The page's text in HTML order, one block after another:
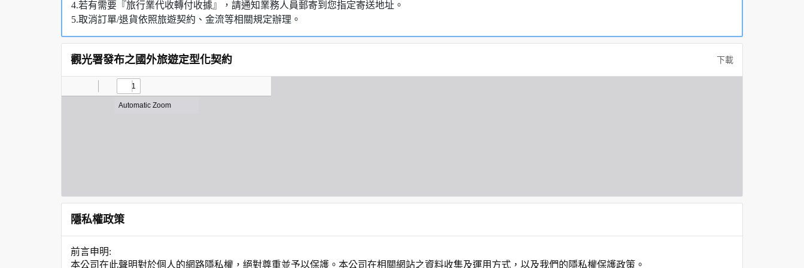
4.若有需要『旅行業代收轉付收據』，請通知業務人員郵寄到您指定寄送地址。
5.取消訂單/退貨依照旅遊契約、金流等相關規定辦理。
觀光署發布之國外旅遊定型化契約 下載
隱私權政策
前言申明:
本公司在此聲明對於個人的網路隱私權，絕對尊重並予以保護。本公司在相關網站之資料收集及運用方式，以及我們的隱私權保護政策。